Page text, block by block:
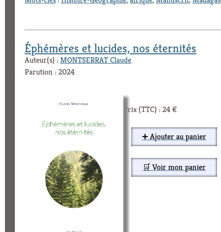
Éphémères et lucides, nos éternités
Auteur(s) :MONTSERRAT Claude
Parution : 2024
Prix (TTC) : 24 €
➕ Ajouter au panier
🛒 Voir mon panier